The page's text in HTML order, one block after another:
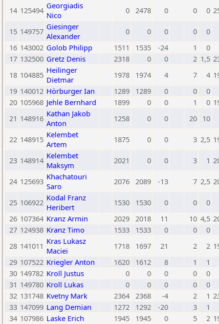
14 125494 Georgiadis
Nico
0 2478 0 0 0
15 149757 Giesinger
Alexander
0 0 0 0
0
16 143002 Golob Philipp 1511 1535 -24 1
0
17 132500 Gretz Denis 2318 0 0 2 1,5
18 104885 Heilinger
Dietmar
1978 1974 4 7 4
19 140012 Hörburger Ian 1289 1289 0 0
0
20 105968 Jehle Bernhard 1899 0 0 1 0
21 148916 Kathan Jakob
Anton
1258 0 0 20 10
22 148915 Kelembet
Artem
1875 0 0 3 2,5
23 148914 Kelembet
Maksym
2021 0 0 3 1
24 125693 Khachatouri
Saro
2076 2089 -13 7 2,5
25 106922 Kodal Franz
Heribert
1530 1530 0 0
0
26 107364 Kranz Armin 2029 2018 11 10 4,5
27 124938 Kranz Timo 1533 1533 0 0
0
28 141011 Kras Lukasz
Maciei
1718 1697 21 2 2
29 107522 Kriegler Anton 1620 1612 8 1
1
30 149782 Kroll Justus 0 0 0 0
0
31 149780 Kroll Lukas 0 0 0 0
0
32 131748 Kvetny Mark 2364 2368 -4 2 1
33 147099 Lang Demian 1272 1292 -20 3
1
34 107986 Laske Erich 1945 1945 0 5 2